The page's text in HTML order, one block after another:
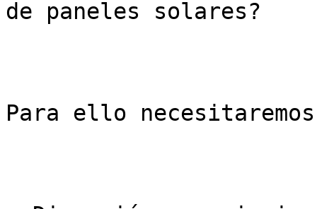
de paneles solares?
Para ello